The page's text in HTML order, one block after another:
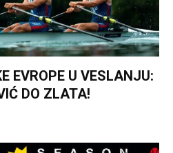
EVROPE U VESLANJU:
DO ZLATA!